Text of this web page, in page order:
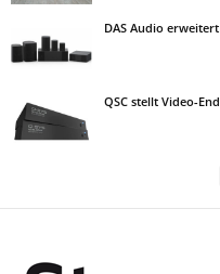
DAS Audio
QSC stellt Video-